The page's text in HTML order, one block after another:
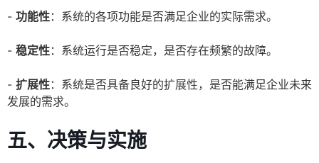
- 功能性：系统的各项功能是否满足企业的实际需求。
- 稳定性：系统运行是否稳定，是否存在频繁的故障。
- 扩展性：系统是否具备良好的扩展性，是否能满足企业未来
发展的需求。
五、决策与实施